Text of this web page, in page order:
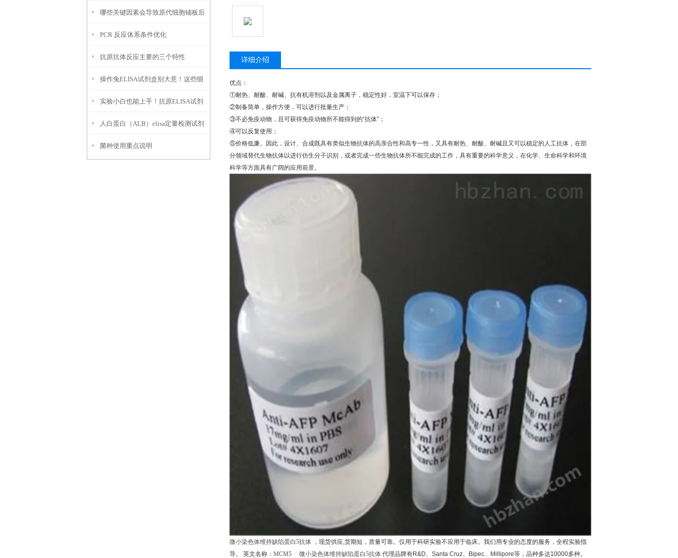
哪些关键因素会导致原代细胞铺板后
贴壁效率低下，大量细胞悬浮无法黏
附
PCR 反应体系条件优化
抗原抗体反应主要的三个特性
操作兔ELISA试剂盒别大意！这些细
节一定要盯紧
实验小白也能上手！抗原ELISA试剂
盒使用全攻略
人白蛋白（ALB）elisa定量检测试剂
盒特点以及技术原理
菌种使用重点说明
详细介绍
优点：
①耐热、耐酸、耐碱、抗有机溶剂以及金属离子，稳定性好，室温下可以保存；
②制备简单，操作方便，可以进行批量生产；
③不必免疫动物，且可获得免疫动物所不能得到的“抗体” ；
④可以反复使用；
⑤价格低廉。因此，设计、合成既具有类似生物抗体的高亲合性和高专一性，又具有耐热、耐酸、耐碱且又可以稳定的人工抗体，在部
分领域替代生物抗体以进行仿生分子识别，或者完成一些生物抗体所不能完成的工作，具有重要的科学意义，在化学、生命科学和环境
科学等方面具有广阔的应用前景。
微小染色体维持缺陷蛋白5抗体 ，现货供应,货期短，质量可靠。仅用于科研实验不应用于临床。我们用专业的态度的服务，全程实验指
导。
英文名称： MCM5 微小染色体维持缺陷蛋白5抗体 代理品牌有R&D、 Santa Cruz、 Bipec、 Millipore等，品种多达10000多种。